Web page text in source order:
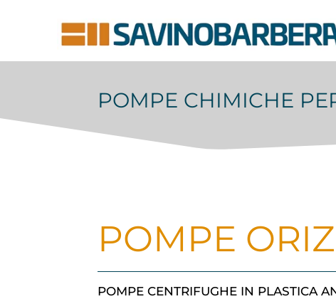
POMPE CHIMICHE
POMPE
POMPE CENTRIFUGHE IN PLASTICA